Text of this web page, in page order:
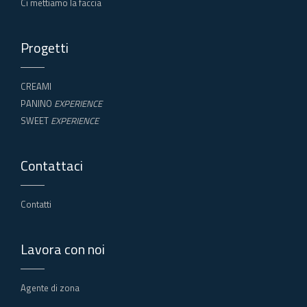
Ci mettiamo la faccia
Progetti
CREAMI
PANINO EXPERIENCE
SWEET EXPERIENCE
Contattaci
Contatti
Lavora con noi
Agente di zona